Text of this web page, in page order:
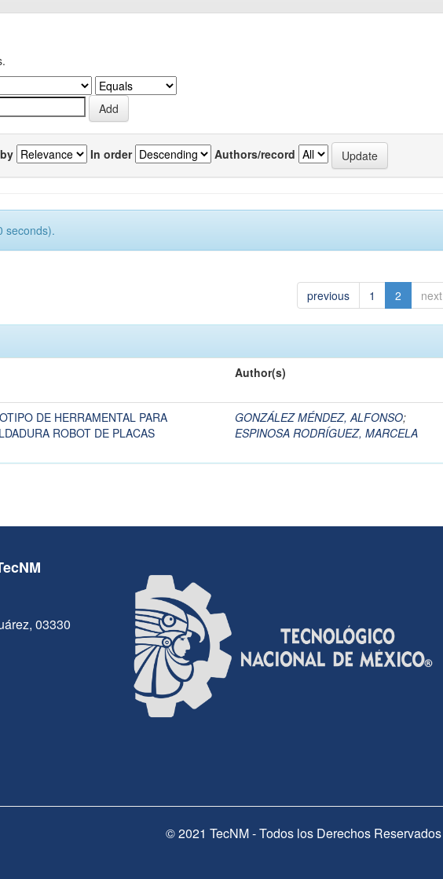
In order Authors/record
seconds).
previous 1 2 next
Author(s)
DE HERRAMENTAL PARA
ROBOT DE PLACAS
GONZÁLEZ MÉNDEZ, ALFONSO;
ESPINOSA RODRÍGUEZ, MARCELA
03330
© 2021 TecNM - Todos los Derechos Reservados